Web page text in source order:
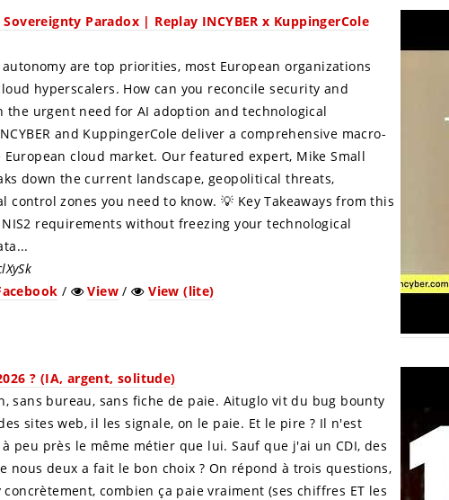
Paradox | Replay INCYBER x KuppingerCole
are top priorities, most European organizations
hyperscalers. How can you reconcile security and
the urgent need for AI adoption and technological
and KuppingerCole deliver a comprehensive macro-
cloud market. Our featured expert, Mike Small
down the current landscape, geopolitical threats,
zones you need to know. 💡 Key Takeaways from this
requirements without freezing your technological
/ View / View (lite)
? (IA, argent, solitude)
sans bureau, sans fiche de paie. Aituglo vit du bug bounty
sites web, il les signale, on le paie. Et le pire ? Il n'est
peu près le même métier que lui. Sauf que j'ai un CDI, des
nous deux a fait le bon choix ? On répond à trois questions,
combien ça paie vraiment (ses chiffres ET les